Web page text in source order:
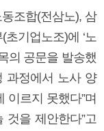
조합(전삼노), 삼
기업노조)에 ‘노
의 공문을 발송했
과정에서 노사 양
이르지 못했다”며
것을 제안한다”고